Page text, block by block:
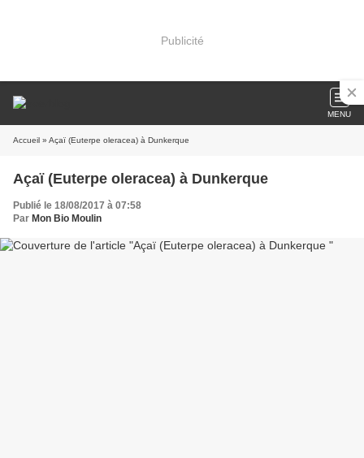
Publicité
MENU
Accueil » Açaï (Euterpe oleracea) à Dunkerque
Açaï (Euterpe oleracea) à Dunkerque
Publié le 18/08/2017 à 07:58
Par Mon Bio Moulin